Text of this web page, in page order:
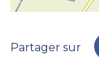
Partager sur